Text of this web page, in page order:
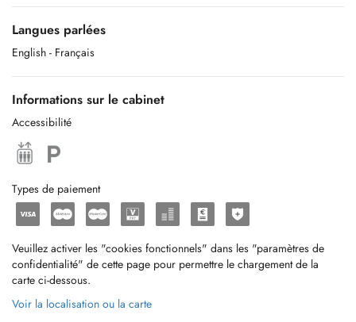
Langues parlées
English - Français
Informations sur le cabinet
Accessibilité
Types de paiement
Veuillez activer les "cookies fonctionnels" dans les "paramètres de
confidentialité" de cette page pour permettre le chargement de la
carte ci-dessous.
Voir la localisation ou la carte